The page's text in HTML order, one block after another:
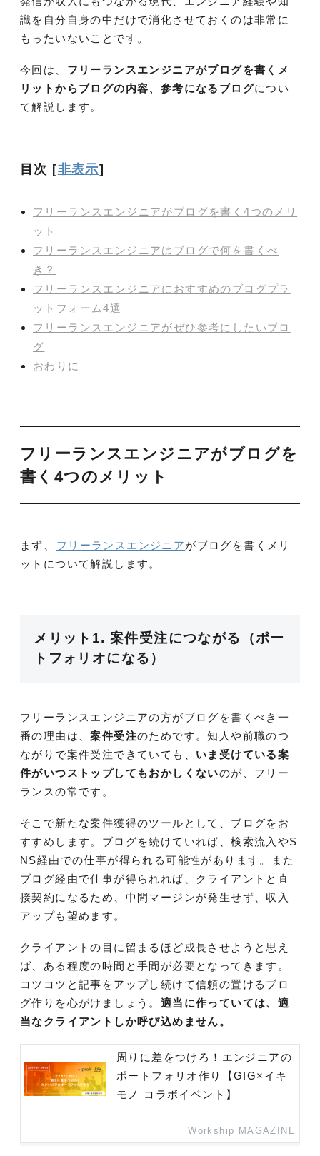
識を自分自身の中だけで消化させておくのは非常に
もったいないことです。
今回は、 フリーランスエンジニアがブログを書くメ
リットからブログの内容、参考になるブログについ
て解説します。
目次 [非表示]
フリーランスエンジニアがブログを書く4つのメリ
ット
フリーランスエンジニアはブログで何を書くべ
き？
フリーランスエンジニアにおすすめのブログプラ
ットフォーム4選
フリーランスエンジニアがぜひ参考にしたいブロ
グ
おわりに
フリーランスエンジニアがブログを
書く4つのメリット
まず、 フリーランスエンジニアがブログを書くメリ
ットについて解説します。
メリット1. 案件受注につながる（ポー
トフォリオになる）
フリーランスエンジニアの方がブログを書くべき一
番の理由は、案件受注のためです。知人や前職のつ
ながりで案件受注できていても、 いま受けている案
件がいつストップしてもおかしくないのが、フリー
ランスの常です。
そこで新たな案件獲得のツールとして、ブログをお
すすめします。ブログを続けていれば、検索流入やS
NS経由での仕事が得られる可能性があります。また
ブログ経由で仕事が得られれば、クライアントと直
接契約になるため、中間マージンが発生せず、収入
アップも望めます。
クライアントの目に留まるほど成長させようと思え
ば、ある程度の時間と手間が必要となってきます。
コツコツと記事をアップし続けて信頼の置けるブロ
グ作りを心がけましょう。 適当に作っていては、適
当なクライアントしか呼び込めません。
周りに差をつけろ！エンジニアの
ポートフォリオ作り【GIG×イキ
モノ コラボイベント】
Workship MAGAZINE